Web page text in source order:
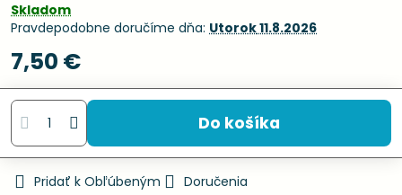
Skladom
Pravdepodobne doručíme dňa: Utorok11.8.2026
7,50 €
Do košíka
Pridať k Obľúbeným
Doručenia